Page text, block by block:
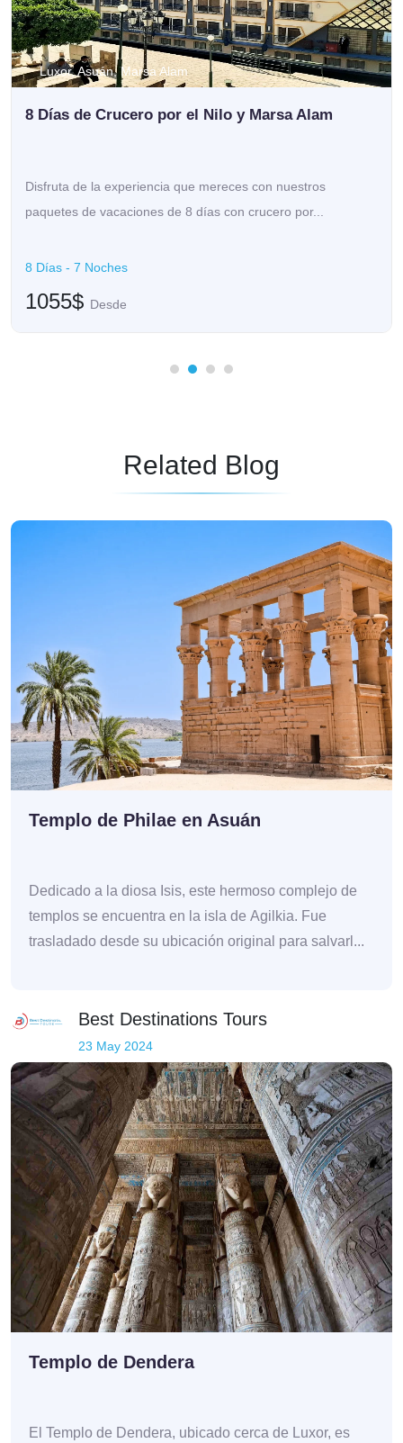
Luxor, Asuán, Marsa Alam
8 Días de Crucero por el Nilo y Marsa Alam
Disfruta de la experiencia que mereces con nuestros
paquetes de vacaciones de 8 días con crucero por...
8 Días - 7 Noches
1055$ Desde
Related Blog
Templo de Philae en Asuán
Dedicado a la diosa Isis, este hermoso complejo de
templos se encuentra en la isla de Agilkia. Fue
trasladado desde su ubicación original para salvarl...
Best Destinations Tours
23 May 2024
Templo de Dendera
El Templo de Dendera, ubicado cerca de Luxor, es